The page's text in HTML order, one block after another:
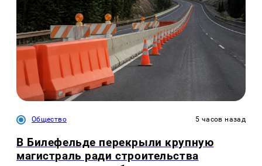
Общество 5 часов назад
В Билефельде перекрыли крупную
магистраль ради строительства